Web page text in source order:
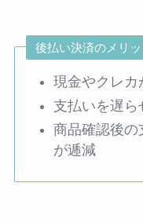
後払い決済のメリッ
現金やクレカ
支払いを遅ら
商品確認後の
が逓減